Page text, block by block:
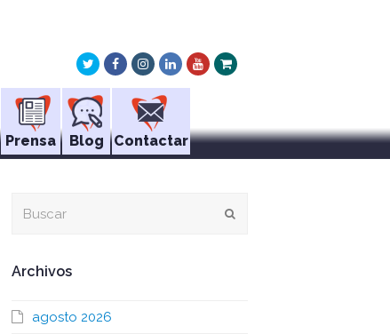
TwitterFacebookInstagram
LinkedInYoutube
Xing
Prensa Blog Contactar
Archivos
agosto 2026